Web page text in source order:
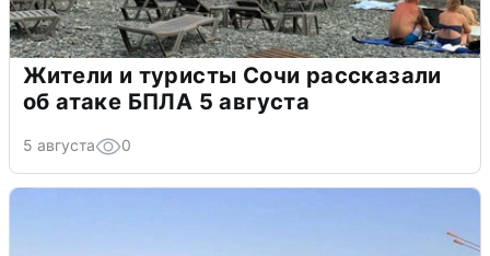
Жители и туристы Сочи рассказали
об атаке БПЛА 5 августа
5 августа 0